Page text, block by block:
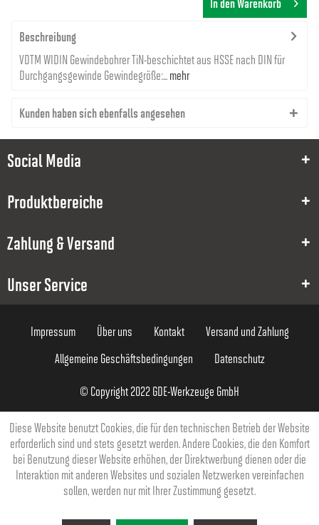
63
4.5
11,84 €
25
70
In den Warenkorb
Beschreibung
VDTM WIDIN Gewindebohrer TiN-beschichtet aus HSSE nach DIN für
Durchgangsgewinde Gewindegröße:...mehr
Kunden haben sich ebenfalls angesehen
Social Media
Produktbereiche
Zahlung & Versand
Unser Service
Impressum Über uns Kontakt
Versand und Zahlung
Allgemeine Geschäftsbedingungen
Datenschutz
© Copyright 2022 GDE-Werkzeuge GmbH
Diese Website benutzt Cookies, die für den technischen Betrieb der Website
erforderlich sind und stets gesetzt werden. Andere Cookies, die den Komfort
bei Benutzung dieser Website erhöhen, der Direktwerbung dienen oder die
Interaktion mit anderen Websites und sozialen Netzwerken vereinfachen
sollen, werden nur mit Ihrer Zustimmung gesetzt.